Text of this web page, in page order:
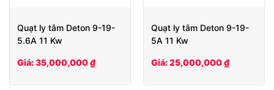
Quạt ly tâm Deton 9-19-
5.6A 11 Kw
Giá: 35,000,000 ₫
Quạt ly tâm Deton 9-19-
5A 11 Kw
Giá: 25,000,000 ₫